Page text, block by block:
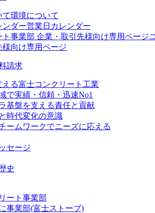
環境について
営業日カレンダー
向け専用ページ
請求
える富士コンクリート工業
で実績・信頼・迅速No1
基盤を支える責任と貢献
時代変化の意識
ームワークでニーズに応える
セージ
史
ート事業部
事業部(富士ストーブ)